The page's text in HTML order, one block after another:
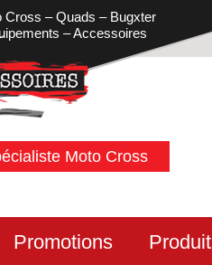
Cross – Quads – Bugxter
– Accessoires
Moto Cross
Promotions